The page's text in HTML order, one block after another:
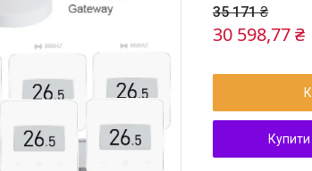
35 171 ₴
30 598,77 ₴
Купити